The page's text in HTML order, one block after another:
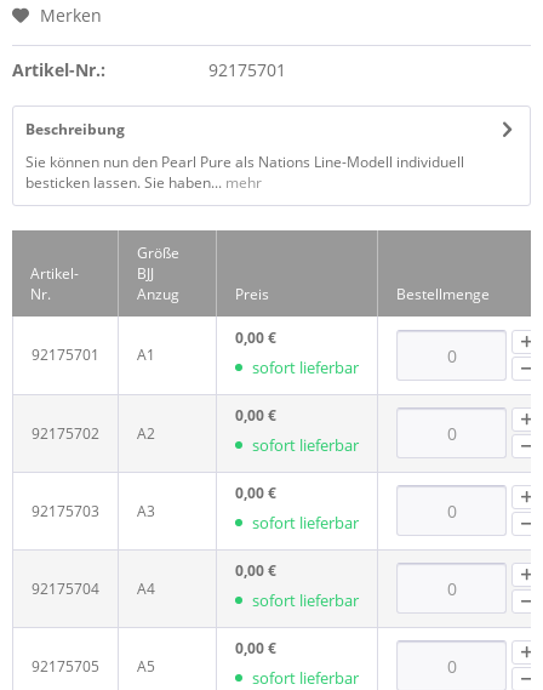
Merken
Artikel-Nr.: 92175701
Beschreibung
Sie können nun den Pearl Pure als Nations Line-Modell individuell
besticken lassen. Sie haben... mehr
Artikel-
Nr.
Größe
BJJ
Anzug
Preis Bestellmenge
92175701 A1
0,00 €
sofort lieferbar
92175702 A2
0,00 €
sofort lieferbar
92175703 A3
0,00 €
sofort lieferbar
92175704 A4
0,00 €
sofort lieferbar
92175705 A5
0,00 €
sofort lieferbar